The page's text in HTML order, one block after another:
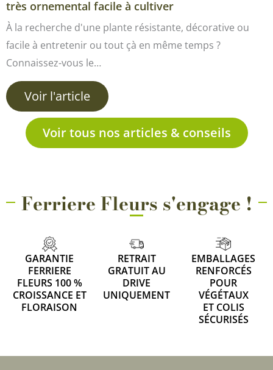
très ornemental facile à cultiver
À la recherche d'une plante résistante, décorative ou
facile à entretenir ou tout çà en même temps ?
Connaissez-vous le…
Voir l'article
Voir tous nos articles & conseils
Ferriere Fleurs s'engage !
GARANTIE
FERRIERE
FLEURS 100 %
CROISSANCE ET
FLORAISON
RETRAIT
GRATUIT AU
DRIVE
UNIQUEMENT
EMBALLAGES
RENFORCÉS
POUR
VÉGÉTAUX
ET COLIS
SÉCURISÉS